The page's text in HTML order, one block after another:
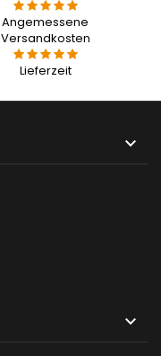
Angemessene
Versandkosten
Lieferzeit

